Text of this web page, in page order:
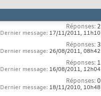
Réponses: 2
Dernier message: 17/11/2011, 11h10
Réponses: 3
Dernier message: 26/08/2011, 08h42
Réponses: 1
Dernier message: 16/08/2011, 12h04
Réponses:0
Dernier message: 18/11/2010, 10h48